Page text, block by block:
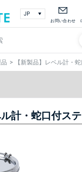
お問い合わせ
> 【新製品】レベル計・
ル計・蛇口付ス